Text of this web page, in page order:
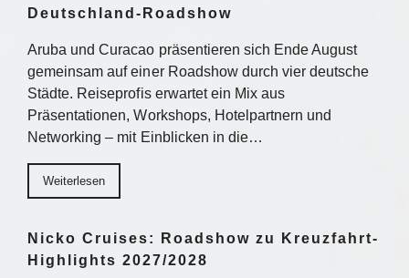
Deutschland-Roadshow
Aruba und Curacao präsentieren sich Ende August
gemeinsam auf einer Roadshow durch vier deutsche
Städte. Reiseprofis erwartet ein Mix aus
Präsentationen, Workshops, Hotelpartnern und
Networking – mit Einblicken in die…
Weiterlesen
Nicko Cruises: Roadshow zu Kreuzfahrt-
Highlights 2027/2028